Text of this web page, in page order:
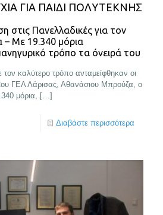
ΓΙΑ ΠΑΙΔΙ ΠΟΛΥΤΕΚΝΗΣ
στις Πανελλαδικές για τον
Με 19.340 μόρια
τρόπο τα όνειρά του
καλύτερο τρόπο ανταμείφθηκαν οι
ΓΕΛ Λάρισας, Αθανάσιου Μπρούζα, ο
μόρια,
[…]
Διαβάστε περισσότερα